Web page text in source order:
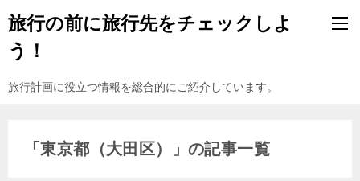
旅行の前に旅行先をチェックしよ
う！
旅行計画に役立つ情報を総合的にご紹介しています。
「東京都（大田区）」の記事一覧